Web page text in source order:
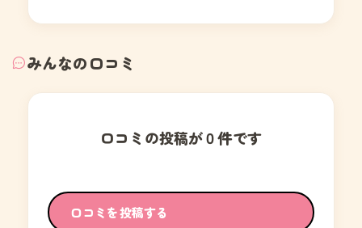
みんなの口コミ
口コミの投稿が０件です
口コミを投稿する